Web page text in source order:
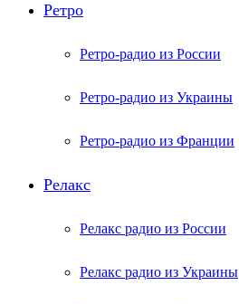
Ретро
Ретро-радио из России
Ретро-радио из Украины
Ретро-радио из Франции
Релакс
Релакс радио из России
Релакс радио из Украины